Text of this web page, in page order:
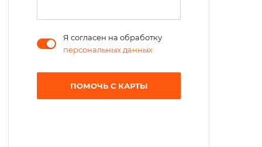
Я согласен на обработку
персональных данных
ПОМОЧЬ С КАРТЫ